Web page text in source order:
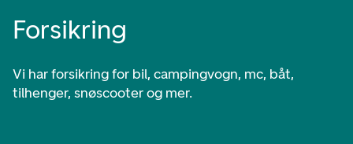
Forsikring
Vi har forsikring for bil, campingvogn, mc, båt,
tilhenger, snøscooter og mer.